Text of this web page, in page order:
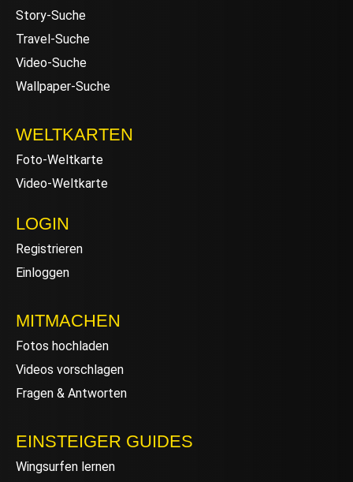
Story-Suche
Travel-Suche
Video-Suche
Wallpaper-Suche
WELTKARTEN
Foto-Weltkarte
Video-Weltkarte
LOGIN
Registrieren
Einloggen
MITMACHEN
Fotos hochladen
Videos vorschlagen
Fragen & Antworten
EINSTEIGER GUIDES
Wingsurfen lernen